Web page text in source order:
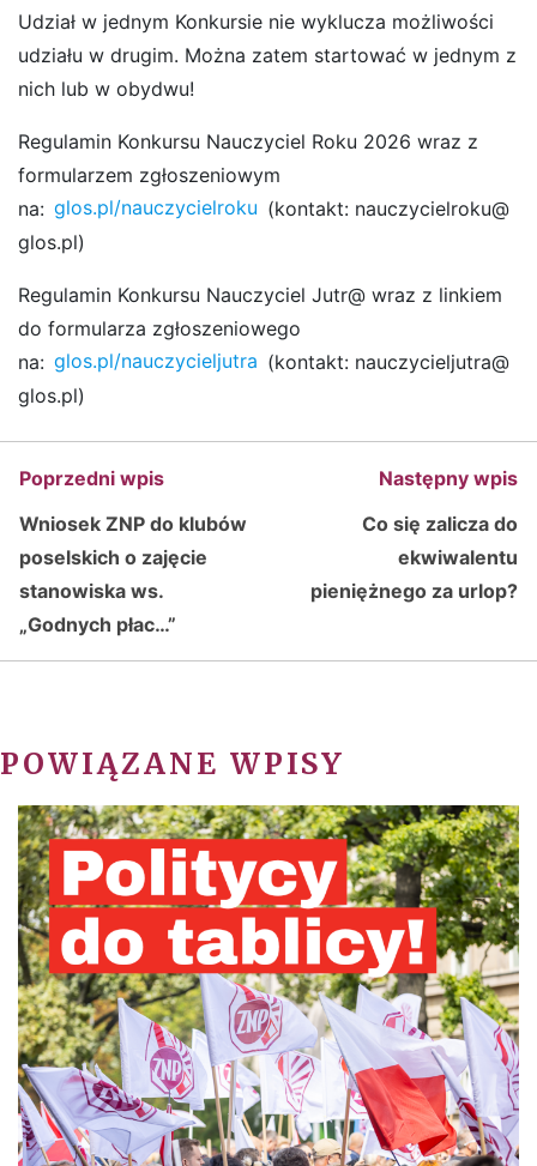
Udział w jednym Konkursie nie wyklucza możliwości
udziału w drugim. Można zatem startować w jednym z
nich lub w obydwu!
Regulamin Konkursu Nauczyciel Roku 2026 wraz z
formularzem zgłoszeniowym
na: glos.pl/nauczycielroku (kontakt: nauczycielroku@
glos.pl)
Regulamin Konkursu Nauczyciel Jutr@ wraz z linkiem
do formularza zgłoszeniowego
na: glos.pl/nauczycieljutra (kontakt: nauczycieljutra@
glos.pl)
Poprzedni wpis
Wniosek ZNP do klubów
poselskich o zajęcie
stanowiska ws.
„Godnych płac…”
Następny wpis
Co się zalicza do
ekwiwalentu
pieniężnego za urlop?
POWIĄZANE WPISY